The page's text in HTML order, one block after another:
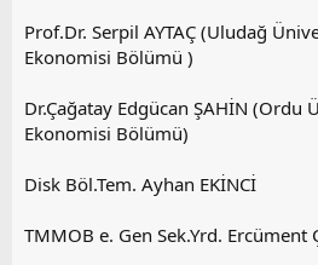
Prof.Dr. Serpil AYTAÇ (Uludağ
Ekonomisi Bölümü )
Dr.Çağatay Edgücan ŞAHİN (Ordu
Ekonomisi Bölümü)
Disk Böl.Tem. Ayhan EKİNCİ
TMMOB e. Gen Sek.Yrd. Ercüment